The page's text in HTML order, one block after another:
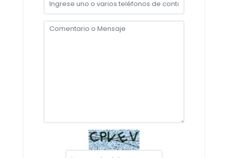
Convocatorias
GESTIÓN ADMINISTRATIVA
PRESUPUESTO: EJECUCIÓN Y REPORTES
Cédulas presupuestarias y balances